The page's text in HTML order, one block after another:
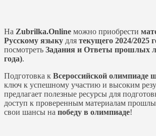
На Zubrilka.Online можно приобрести
Русскому языку для текущего 2024/2025
посмотреть Задания и Ответы прошлых
года).
Подготовка к Всероссийской олимпиаде
ключ к успешному участию и высоким
предлагает полезные ресурсы для
доступ к проверенным материалам
свои шансы на победу в олимпиаде!